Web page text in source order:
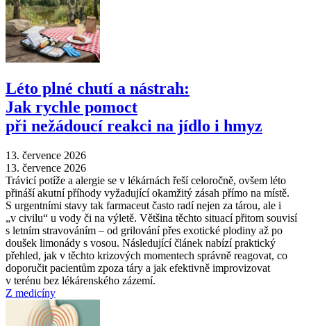
Léto plné chutí a nástrah:
Jak rychle pomoct
při nežádoucí reakci na jídlo i hmyz
13. července 2026
13. července 2026
Trávicí potíže a alergie se v lékárnách řeší celoročně, ovšem léto
přináší akutní příhody vyžadující okamžitý zásah přímo na místě.
S urgentními stavy tak farmaceut často radí nejen za tárou, ale i
„v civilu“ u vody či na výletě. Většina těchto situací přitom souvisí
s letním stravováním –⁠ od grilování přes exotické plodiny až po
doušek limonády s vosou. Následující článek nabízí praktický
přehled, jak v těchto krizových momentech správně reagovat, co
doporučit pacientům zpoza táry a jak efektivně improvizovat
v terénu bez lékárenského zázemí.
Z medicíny